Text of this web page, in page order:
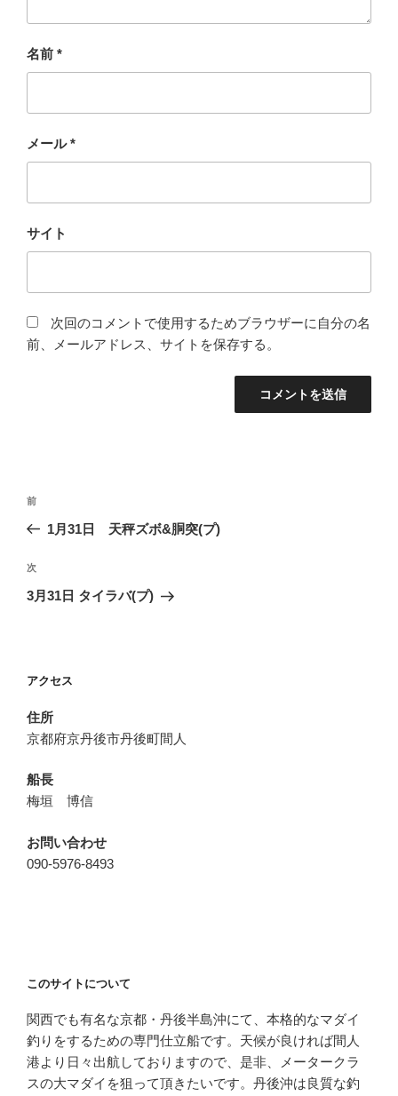
名前 *
メール*
サイト
次回のコメントで使用するためブラウザーに自分の名
前、メールアドレス、サイトを保存する。
投
ビ
ゲ
ン
前
の
稿
前
1月31日 天秤ズボ&胴突(プ)
次
の
次
3月31日 タイラバ(プ)
アクセス
住所
京都府京丹後市丹後町間人
船長
梅垣 博信
お問い合わせ
090-5976-8493
このサイトについて
関西でも有名な京都・丹後半島沖にて、本格的なマダイ
釣りをするための専門仕立船です。天候が良ければ間人
港より日々出航しておりますので、是非、メータークラ
スの大マダイを狙って頂きたいです。丹後沖は良質な釣